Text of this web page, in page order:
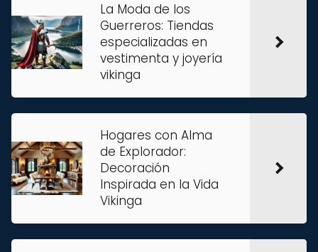
La Moda de los
Guerreros: Tiendas
especializadas en
vestimenta y joyería
vikinga
Hogares con Alma
de Explorador:
Decoración
Inspirada en la Vida
Vikinga